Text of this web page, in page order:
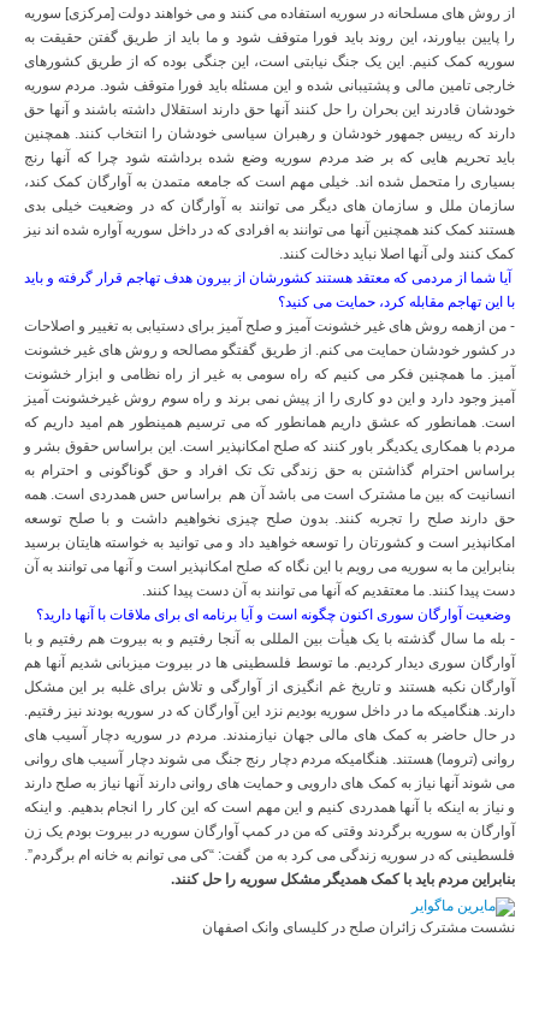
از روش های مسلحانه در سوریه استفاده می کنند و می خواهند دولت [مرکزی] سوریه
را پایین بیاورند، این روند باید فورا متوقف شود و ما باید از طریق گفتن حقیقت به
سوریه کمک کنیم. این یک جنگ نیابتی است، این جنگی بوده که از طریق کشورهای
خارجی تامین مالی و پشتیبانی شده و این مسئله باید فورا متوقف شود. مردم سوریه
خودشان قادرند این بحران را حل کنند آنها حق دارند استقلال داشته باشند و آنها حق
دارند که رییس جمهور خودشان و رهبران سیاسی خودشان را انتخاب کنند. همچنین
باید تحریم هایی که بر ضد مردم سوریه وضع شده برداشته شود چرا که آنها رنج
بسیاری را متحمل شده اند. خیلی مهم است که جامعه متمدن به آوارگان کمک کند،
سازمان ملل و سازمان های دیگر می توانند به آوارگان که در وضعیت خیلی بدی
هستند کمک کند همچنین آنها می توانند به افرادی که در داخل سوریه آواره شده اند نیز
کمک کنند ولی آنها اصلا نباید دخالت کنند.
آیا شما از مردمی که معتقد هستند کشورشان از بیرون هدف تهاجم قرار گرفته و باید
با این تهاجم مقابله کرد، حمایت می کنید؟
- من ازهمه روش های غیر خشونت آمیز و صلح آمیز برای دستیابی به تغییر و اصلاحات
در کشور خودشان حمایت می کنم. از طریق گفتگو مصالحه و روش های غیر خشونت
آمیز. ما همچنین فکر می کنیم که راه سومی به غیر از راه نظامی و ابزار خشونت
آمیز وجود دارد و این دو کاری را از پیش نمی برند و راه سوم روش غیرخشونت آمیز
است. همانطور که عشق داریم همانطور که می ترسیم همینطور هم امید داریم که
مردم با همکاری یکدیگر باور کنند که صلح امکانپذیر است. این براساس حقوق بشر و
براساس احترام گذاشتن به حق زندگی تک تک افراد و حق گوناگونی و احترام به
انسانیت که بین ما مشترک است می باشد آن هم براساس حس همدردی است. همه
حق دارند صلح را تجربه کنند. بدون صلح چیزی نخواهیم داشت و با صلح توسعه
امکانپذیر است و کشورتان را توسعه خواهید داد و می توانید به خواسته هایتان برسید
بنابراین ما به سوریه می رویم با این نگاه که صلح امکانپذیر است و آنها می توانند به آن
دست پیدا کنند. ما معتقدیم که آنها می توانند به آن دست پیدا کنند.
وضعیت آوارگان سوری اکنون چگونه است و آیا برنامه ای برای ملاقات با آنها دارید؟
- بله ما سال گذشته با یک هیأت بین المللی به آنجا رفتیم و به بیروت هم رفتیم و با
آوارگان سوری دیدار کردیم. ما توسط فلسطینی ها در بیروت میزبانی شدیم آنها هم
آوارگان نکبه هستند و تاریخ غم انگیزی از آوارگی و تلاش برای غلبه بر این مشکل
دارند. هنگامیکه ما در داخل سوریه بودیم نزد این آوارگان که در سوریه بودند نیز رفتیم.
در حال حاضر به کمک های مالی جهان نیازمندند. مردم در سوریه دچار آسیب های
روانی (تروما) هستند. هنگامیکه مردم دچار رنج جنگ می شوند دچار آسیب های روانی
می شوند آنها نیاز به کمک های دارویی و حمایت های روانی دارند آنها نیاز به صلح دارند
و نیاز به اینکه با آنها همدردی کنیم و این مهم است که این کار را انجام بدهیم. و اینکه
آوارگان به سوریه برگردند وقتی که من در کمپ آوارگان سوریه در بیروت بودم یک زن
فلسطینی که در سوریه زندگی می کرد به من گفت: “کی می توانم به خانه ام برگردم”.
بنابراین مردم باید با کمک همدیگر مشکل سوریه را حل کنند.
نشست مشترک زائران صلح در کلیسای وانک اصفهان